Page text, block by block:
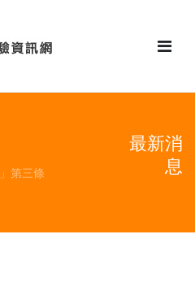
第三條
最新消
息